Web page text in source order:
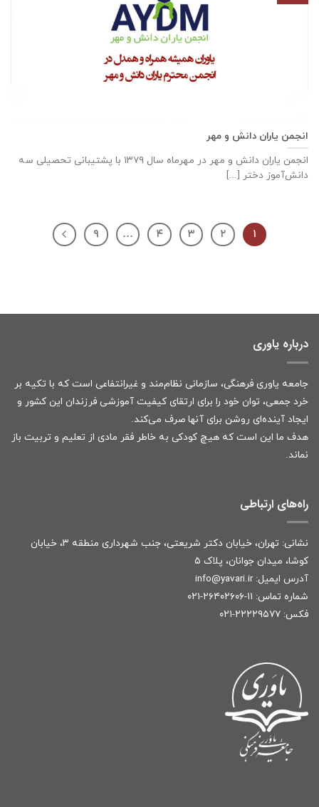
انجمن یاران دانش و مهر
انجمن یاران دانش و مهر در مهرماه سال ۱۳۷۹ با پشتیبانی تحصیلی سه
دانش‌آموز دختر [...]
۱ ۲ ۳ ۴ … ۹
درباره یاوری
جامعه یاوری فرهنگی، سازمانی نظام‌مند و غیرانتفاعی است که با تکیه بر
خرد جمعی، توان خود را برای ارتقای کیفیت آموزشی فرزندان این کشور و
ایجاد آینده‌ای روشن برای آنها صرف می‌کند.
هدف ما این است که هیچ کودکی به خاطر فقر مادی از تعلیم و تربیت باز
نماند.
راه‌های ارتباطی
نشانی: تهران، خیابان دکتر شریعتی، جنب شهرداری منطقه ۳، خیابان
کوشا، میدان جوانان، پلاک ۵
آدرس ایمیل: info@yavari.ir
شماره تماس: ۱۱-۲۶۴۰۲۶۰۶-۰۲۱
فکس: ۲۲۲۲۹۵۷۷-۰۲۱